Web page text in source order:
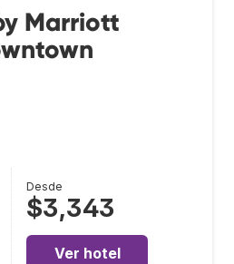
Marriott
Desde
$3,343
Ver hotel